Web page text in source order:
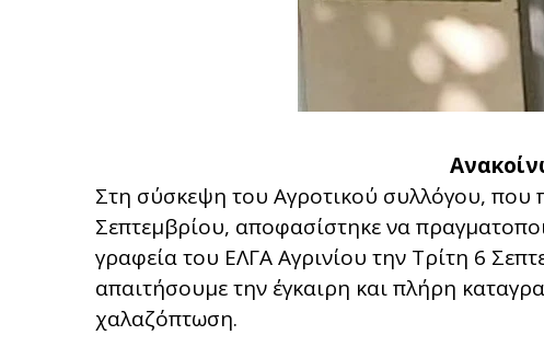
Στη σύσκεψη του Αγροτικού συλλόγου, που
Σεπτεμβρίου, αποφασίστηκε να
γραφεία του ΕΛΓΑ Αγρινίου την Τρίτη 6
απαιτήσουμε την έγκαιρη και πλήρη
χαλαζόπτωση.